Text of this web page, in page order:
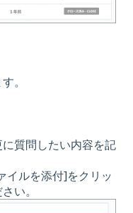
。
質問したい内容を記
イルを添付]をクリッ
い。